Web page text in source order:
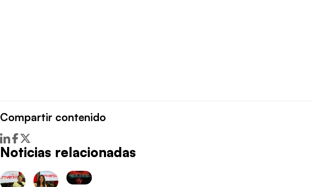
Compartir contenido
Noticias relacionadas